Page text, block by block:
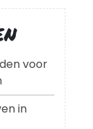
voor
in